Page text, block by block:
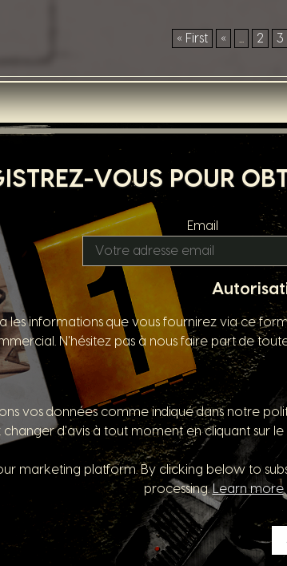
« First « 2 3
VOUS POUR
Email
les informations que vous fournirez via ce
N'hésitez pas à nous faire part de
vos données comme indiqué dans notre
d'avis à tout moment en cliquant sur
marketing platform. By clicking below to
processing.Learn more